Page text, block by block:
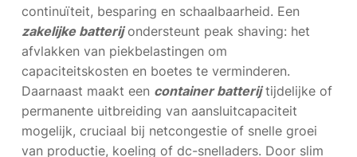
continuïteit, besparing en schaalbaarheid. Een
zakelijke batterijondersteunt peak shaving: het
afvlakken van piekbelastingen om
capaciteitskosten en boetes te verminderen.
Daarnaast maakt een container batterijtijdelijke of
permanente uitbreiding van aansluitcapaciteit
mogelijk, cruciaal bij netcongestie of snelle groei
van productie, koeling of dc-snelladers. Door slim